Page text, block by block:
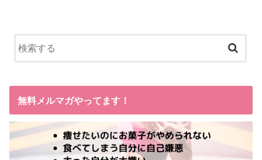
無料メルマガやってます！